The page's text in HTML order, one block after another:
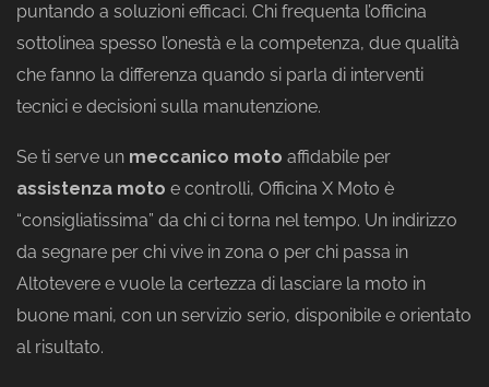
puntando a soluzioni efficaci. Chi frequenta l’officina
sottolinea spesso l’onestà e la competenza, due qualità
che fanno la differenza quando si parla di interventi
tecnici e decisioni sulla manutenzione.
Se ti serve un meccanico moto affidabile per
assistenza moto e controlli, Officina X Moto è
“consigliatissima” da chi ci torna nel tempo. Un indirizzo
da segnare per chi vive in zona o per chi passa in
Altotevere e vuole la certezza di lasciare la moto in
buone mani, con un servizio serio, disponibile e orientato
al risultato.